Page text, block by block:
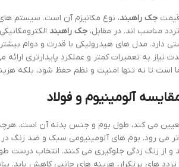
جک راهبند، نوع مکانیزم آن است. سیستم
مناسب اند. در مقابل، جک راهبند
مدل های هیدرولیکی با قدرت و دوام
نیاز به تعمیرات کمتر و عملکرد پایدارتری
است تا نه تنها امنیت و نظم حفظ شود، بلکه
آلومینیوم و فولاد
می کند، طول بوم و جنس بدنه آن است.
می رود. بوم های آلومینیومی سبک و ضد زنگ
و از زنگ زدگی جلوگیری می کنند. انتخاب
های پرتکرار، هزینه های جانبی کاهش